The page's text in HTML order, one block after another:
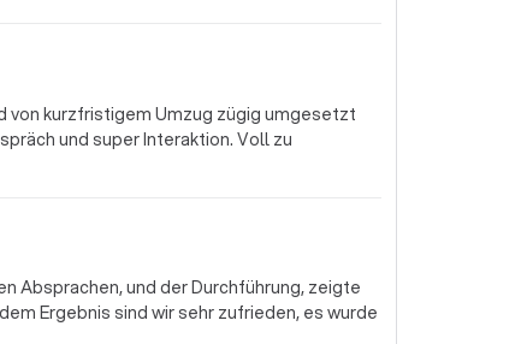
gesamte Arbeit wurde
und sein Team waren stets freundlich und
für die erbrachten Leistungen ist absolut fair.
kurzfristigem Umzug zügig umgesetzt
und super Interaktion. Voll zu
Absprachen, und der Durchführung, zeigte
Ergebnis sind wir sehr zufrieden, es wurde